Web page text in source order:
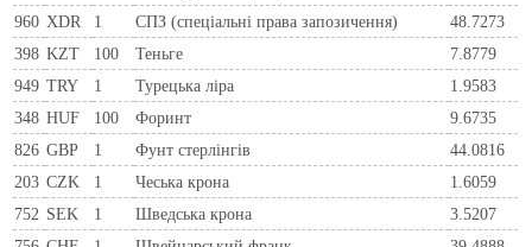
960 XDR 1 СПЗ (спеціальні права запозичення)
48.7273
398 KZT 100 Теньге
7.8779
949 TRY 1 Турецька ліра
1.9583
348 HUF 100 Форинт
9.6735
826 GBP 1 Фунт стерлінгів
44.0816
203 CZK 1 Чеська крона
1.6059
752 SEK 1 Шведська крона
3.5207